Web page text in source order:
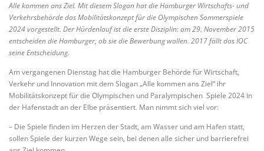
Alle kommen ans Ziel. Mit diesem Slogan hat die Hamburger Wirtschafts- und
Verkehrsbehörde das Mobilitätskonzept für die Olympischen Sommerspiele
2024 vorgestellt. Der Hürdenlauf ist die erste Disziplin: am 29. November 2015
entscheiden die Hamburger, ob sie die Bewerbung wollen. 2017 fällt das IOC
seine Entscheidung.
Am vergangenen Dienstag hat die Hamburger Behörde für Wirtschaft,
Verkehr und Innovation mit dem Slogan „Alle kommen ans Ziel“ ihr
Mobilitätskonzept für die Olympischen und Paralympischen Spiele 2024 in
der Hafenstadt an der Elbe präsentiert. Man nimmt sich viel vor:
– Die Spiele finden im Herzen der Stadt, am Wasser und am Hafen statt,
sollen Spiele der kurzen Wege sein, bei denen alle sicher und barrierefrei